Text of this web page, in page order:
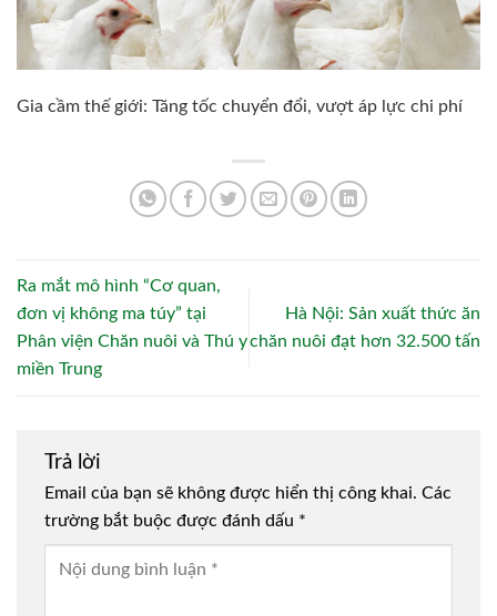
Gia cầm thế giới: Tăng tốc chuyển đổi, vượt áp lực chi phí
Ra mắt mô hình “Cơ quan,
đơn vị không ma túy” tại
Phân viện Chăn nuôi và Thú y
miền Trung
Hà Nội: Sản xuất thức ăn
chăn nuôi đạt hơn 32.500 tấn
Trả lời
Email của bạn sẽ không được hiển thị công khai. Các
trường bắt buộc được đánh dấu *